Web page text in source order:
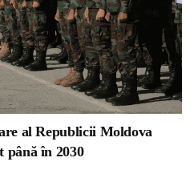
al Republicii Moldova
până în 2030